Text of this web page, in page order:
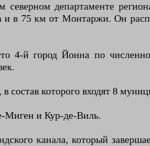
департаменте
в 75 км от Монтаржи. Он
4-й город Йонна по
которого входят 8
Миген и Кур-де-Виль.
канала, который